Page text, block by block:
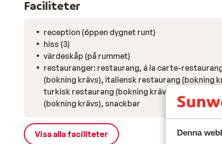
Denna
Faciliteter
reception (öppen dygnet runt)
hiss (3)
värdeskåp (på rummet)
restauranger: restaurang, á la carte-
(bokning krävs), italiensk restaurang (bokning
turkisk restaurang (bokning krävs), fisk
(bokning krävs), snackbar
Visa alla faciliteter